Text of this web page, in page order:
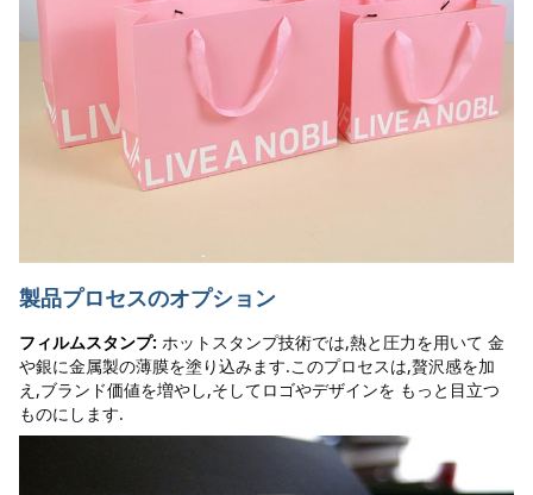
製品プロセスのオプション
フィルムスタンプ: ホットスタンプ技術では,熱と圧力を用いて 金
や銀に金属製の薄膜を塗り込みます.このプロセスは,贅沢感を加
え,ブランド価値を増やし,そしてロゴやデザインを もっと目立つ
ものにします.